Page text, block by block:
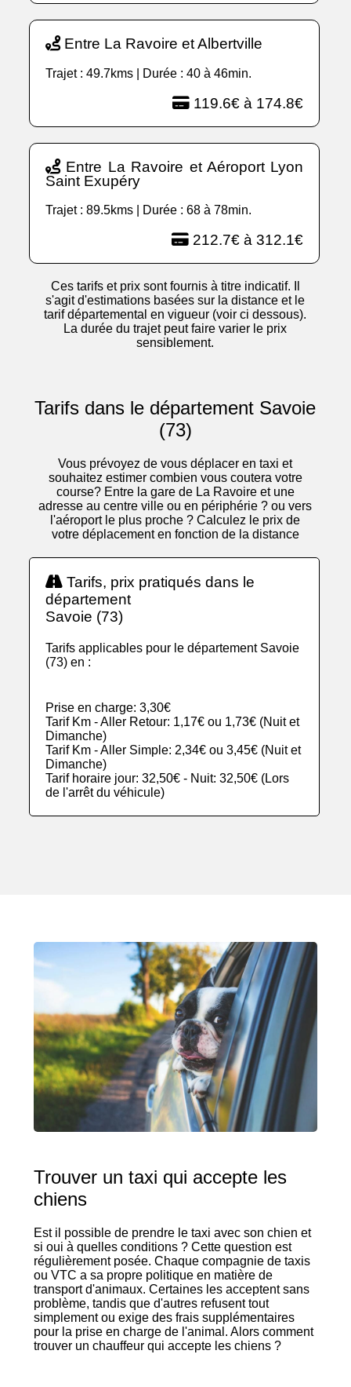
Entre La Ravoire et Albertville
Trajet : 49.7kms | Durée : 40 à 46min.
119.6€ à 174.8€
Entre La Ravoire et Aéroport Lyon
Saint Exupéry
Trajet : 89.5kms | Durée : 68 à 78min.
212.7€ à 312.1€
Ces tarifs et prix sont fournis à titre indicatif. Il
s'agit d'estimations basées sur la distance et le
tarif départemental en vigueur (voir ci dessous).
La durée du trajet peut faire varier le prix
sensiblement.
Tarifs dans le département Savoie
(73)
Vous prévoyez de vous déplacer en taxi et
souhaitez estimer combien vous coutera votre
course? Entre la gare de La Ravoire et une
adresse au centre ville ou en périphérie ? ou vers
l'aéroport le plus proche ? Calculez le prix de
votre déplacement en fonction de la distance
Tarifs, prix pratiqués dans le
département
Savoie (73)
Tarifs applicables pour le département Savoie
(73) en :
Prise en charge: 3,30€
Tarif Km - Aller Retour: 1,17€ ou 1,73€ (Nuit et
Dimanche)
Tarif Km - Aller Simple: 2,34€ ou 3,45€ (Nuit et
Dimanche)
Tarif horaire jour: 32,50€ - Nuit: 32,50€ (Lors
de l'arrêt du véhicule)
Trouver un taxi qui accepte les
chiens
Est il possible de prendre le taxi avec son chien et
si oui à quelles conditions ? Cette question est
régulièrement posée. Chaque compagnie de taxis
ou VTC a sa propre politique en matière de
transport d'animaux. Certaines les acceptent sans
problème, tandis que d'autres refusent tout
simplement ou exige des frais supplémentaires
pour la prise en charge de l'animal. Alors comment
trouver un chauffeur qui accepte les chiens ?